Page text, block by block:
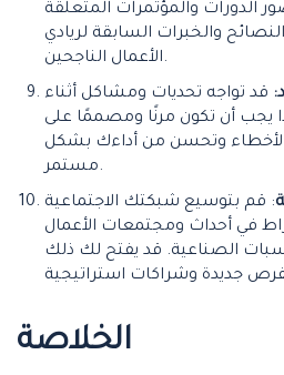
الدورات والمؤتمرات المتعلقة
والخبرات السابقة لريادي
الأعمال الناجحين.
قد تواجه تحديات ومشاكل أثناء
لذا يجب أن تكون مرنًا ومصممًا على
الأخطاء وتحسن من أداءك بشكل
مستمر.
: قم بتوسيع شبكتك الاجتماعية
في أحداث ومجتمعات الأعمال
الصناعية. قد يفتح لك ذلك
الخلاصة